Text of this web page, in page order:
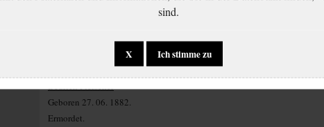
Bedřich Fleischer
Geboren 27. 06. 1882.
Ermordet.
sind.
X Ich stimme zu